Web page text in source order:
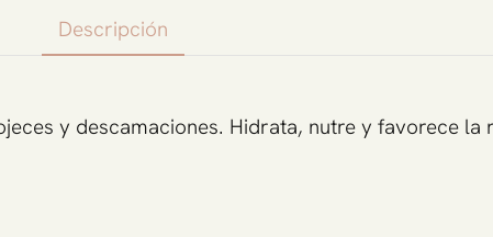
Descripción
y descamaciones. Hidrata, nutre y favorece la